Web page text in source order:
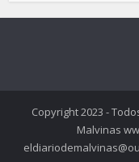
Copyright 2023 -
Malvinas